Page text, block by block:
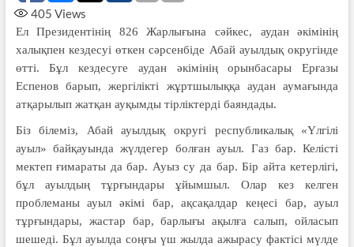
405 Views
Ел Президентінің 826 Жарлығына сәйкес, аудан әкімінің
халықпен кездесуі өткен сәрсенбіде Абай ауылдық округінде
өтті. Бұл кездесуге аудан әкімінің орынбасары Ерғазы
Еспенов барып, жергілікті жұртшылыққа аудан аумағында
атқарылып жатқан ауқымды тірліктерді баяндады.
Біз білеміз, Абай ауылдық округі республикалық «Үлгілі
ауыл» байқауында жүлдегер болған ауыл. Газ бар. Келісті
мектеп ғимараты да бар. Ауыз су да бар. Бір айта кетерлігі,
бұл ауылдың тұрғындары ұйымшыл. Олар кез келген
проблеманы ауыл әкімі бар, ақсақалдар кеңесі бар, ауыл
тұрғындары, жастар бар, барлығы ақылға салып, ойласып
шешеді. Бұл ауылда соңғы үш жылда ажырасу фактісі мүлде